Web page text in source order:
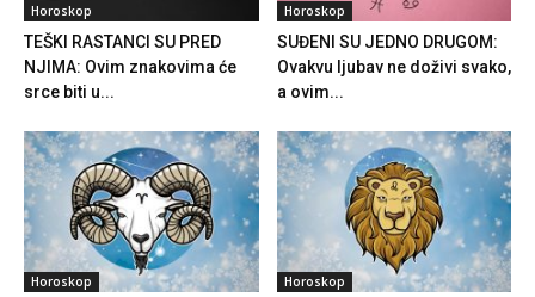
Horoskop
TEŠKI RASTANCI SU PRED
NJIMA: Ovim znakovima će
srce biti u...
Horoskop
SUĐENI SU JEDNO DRUGOM:
Ovakvu ljubav ne doživi svako,
a ovim...
Horoskop Horoskop